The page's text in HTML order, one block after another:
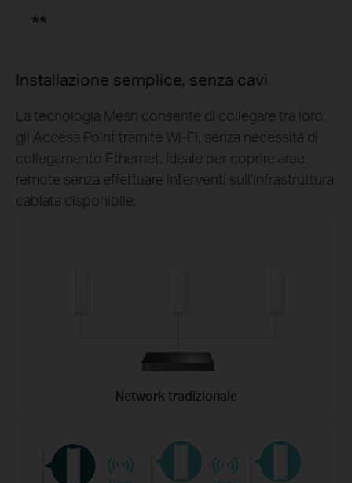
**
Installazione semplice, senza cavi
La tecnologia Mesh consente di collegare tra loro
gli Access Point tramite Wi-Fi, senza necessità di
collegamento Ethernet. Ideale per coprire aree
remote senza effettuare interventi sull'infrastruttura
cablata disponibile.
Network tradizionale